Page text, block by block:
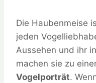
Die Haubenmeise
jeden
Aussehen und ihr
machen sie zu
Vogelporträt.